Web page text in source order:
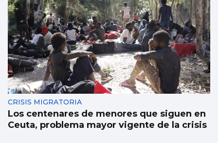
CRISIS MIGRATORIA
Los centenares de menores que siguen en
Ceuta, problema mayor vigente de la crisis